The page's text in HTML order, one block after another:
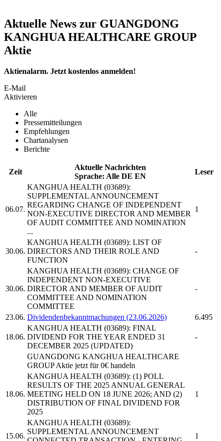
Aktuelle News zur GUANGDONG
KANGHUA HEALTHCARE GROUP
Aktie
Aktienalarm. Jetzt kostenlos anmelden!
E-Mail
Aktivieren
Alle
Pressemitteilungen
Empfehlungen
Chartanalysen
Berichte
Zeit
Aktuelle Nachrichten
Sprache: Alle DE EN
Leser
06.07.
KANGHUA HEALTH (03689):
SUPPLEMENTAL ANNOUNCEMENT
REGARDING CHANGE OF INDEPENDENT
NON-EXECUTIVE DIRECTOR AND MEMBER
OF AUDIT COMMITTEE AND NOMINATION
...
1
30.06.
KANGHUA HEALTH (03689): LIST OF
DIRECTORS AND THEIR ROLE AND
FUNCTION
-
30.06.
KANGHUA HEALTH (03689): CHANGE OF
INDEPENDENT NON-EXECUTIVE
DIRECTOR AND MEMBER OF AUDIT
COMMITTEE AND NOMINATION
COMMITTEE
-
23.06. Dividendenbekanntmachungen (23.06.2026) 6.495
18.06.
KANGHUA HEALTH (03689): FINAL
DIVIDEND FOR THE YEAR ENDED 31
DECEMBER 2025 (UPDATED)
-
GUANGDONG KANGHUA HEALTHCARE
GROUPAktie jetzt für 0€ handeln
18.06.
KANGHUA HEALTH (03689): (1) POLL
RESULTS OF THE 2025 ANNUAL GENERAL
MEETING HELD ON 18 JUNE 2026; AND (2)
DISTRIBUTION OF FINAL DIVIDEND FOR
2025
1
15.06.
KANGHUA HEALTH (03689):
SUPPLEMENTAL ANNOUNCEMENT
1